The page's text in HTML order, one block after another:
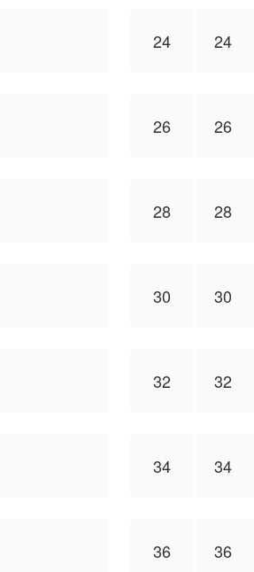
24 24
26 26
28 28
30 30
32 32
34 34
36 36